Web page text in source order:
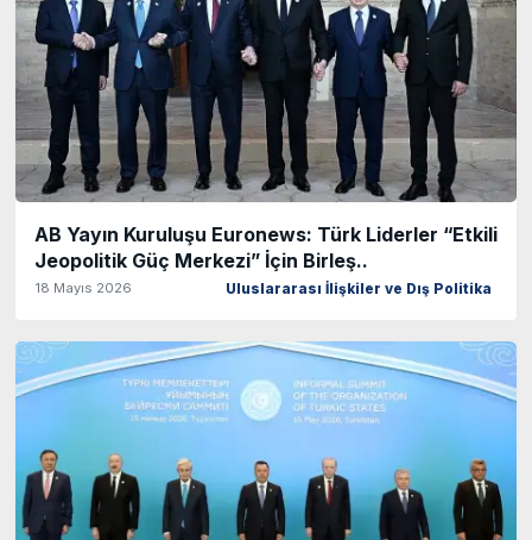
AB Yayın Kuruluşu Euronews: Türk Liderler “Etkili
Jeopolitik Güç Merkezi” İçin Birleş..
18 Mayıs 2026 Uluslararası İlişkiler ve Dış Politika